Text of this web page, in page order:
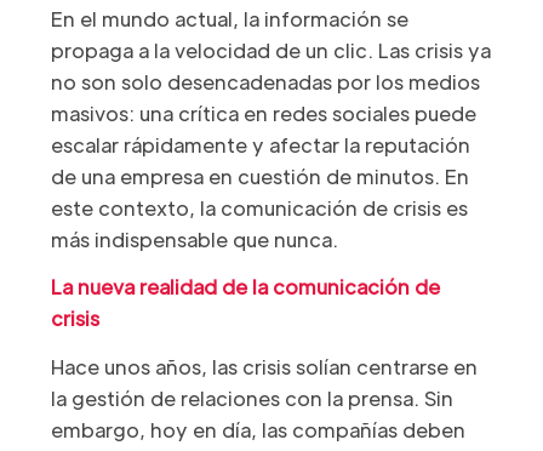
En el mundo actual, la información se
propaga a la velocidad de un clic. Las crisis ya
no son solo desencadenadas por los medios
masivos: una crítica en redes sociales puede
escalar rápidamente y afectar la reputación
de una empresa en cuestión de minutos. En
este contexto, la comunicación de crisis es
más indispensable que nunca.
La nueva realidad de la comunicación de
crisis
Hace unos años, las crisis solían centrarse en
la gestión de relaciones con la prensa. Sin
embargo, hoy en día, las compañías deben